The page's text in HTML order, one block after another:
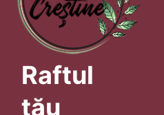
Raftul
tău